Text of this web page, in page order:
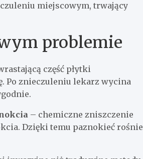
miejscowym, trwający
problemie
część płytki
Po znieczuleniu lekarz wycina
– chemiczne zniszczenie
Dzięki temu paznokieć rośnie